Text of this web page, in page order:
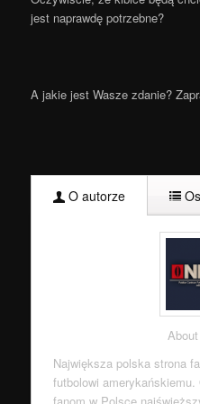
jest naprawdę potrzebne?
A jakie jest Wasze zdanie?
O autorze
Największa polska strona
futbolowi